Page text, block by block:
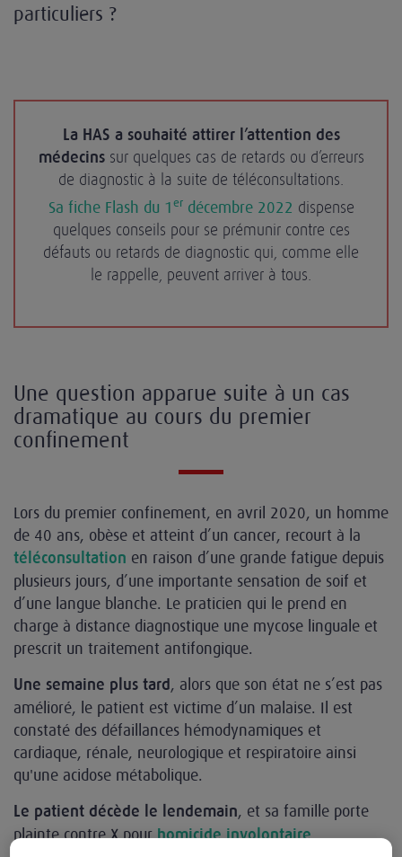
particuliers ?
La HAS a souhaité attirer l’attention des
médecinssur quelques cas de retards ou d’erreurs
de diagnostic à la suite de téléconsultations.
Sa fiche Flash du 1 erdécembre 2022 dispense
quelques conseils pour se prémunir contre ces
défauts ou retards de diagnostic qui, comme elle
le rappelle, peuvent arriver à tous.
Une question apparue suite à un cas
dramatique au cours du premier
confinement
Lors du premier confinement, en avril 2020, un homme
de 40 ans, obèse et atteint d’un cancer, recourt à la
téléconsultation en raison d’une grande fatigue depuis
plusieurs jours, d’une importante sensation de soif et
d’une langue blanche. Le praticien qui le prend en
charge à distance diagnostique une mycose linguale et
prescrit un traitement antifongique.
Une semaine plus tard, alors que son état ne s’est pas
amélioré, le patient est victime d’un malaise. Il est
constaté des défaillances hémodynamiques et
cardiaque, rénale, neurologique et respiratoire ainsi
qu'une acidose métabolique.
Le patient décède le lendemain, et sa famille porte
plainte contre X pourhomicide involontaire.